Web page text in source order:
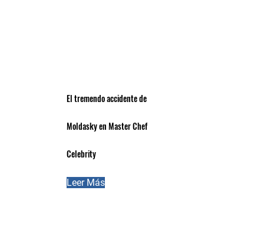
El tremendo accidente de
Moldasky en Master Chef
Celebrity
Leer Más